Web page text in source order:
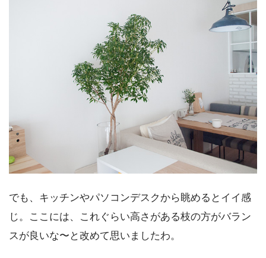
でも、キッチンやパソコンデスクから眺めるとイイ感
じ。ここには、これぐらい高さがある枝の方がバラン
スが良いな〜と改めて思いましたわ。